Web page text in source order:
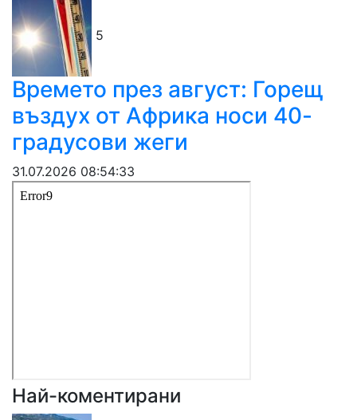
5
Времето през август: Горещ
въздух от Африка носи 40-
градусови жеги
31.07.2026 08:54:33
Най-коментирани